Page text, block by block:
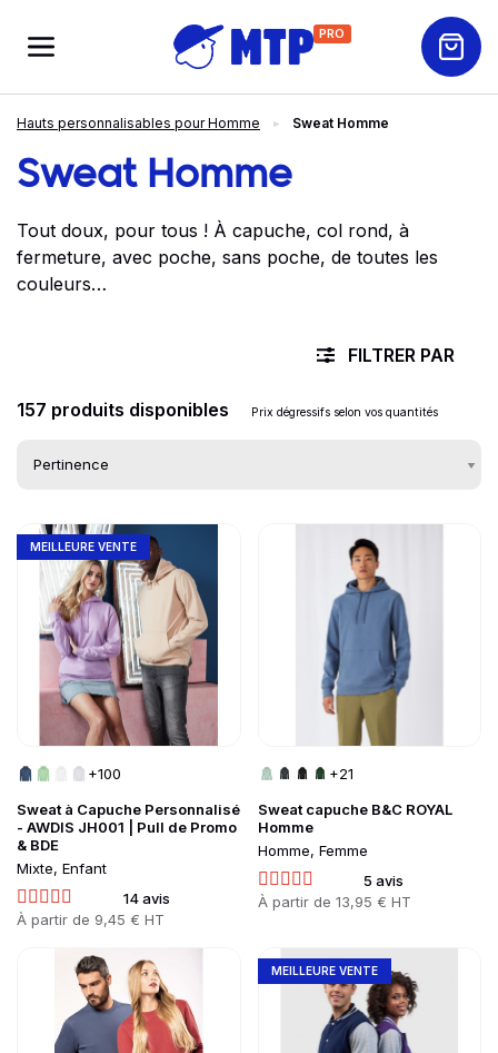
PRO
Hauts personnalisables pour Homme Sweat Homme
Sweat Homme
Tout doux, pour tous ! À capuche, col rond, à
fermeture, avec poche, sans poche, de toutes les
couleurs…
157 produits disponibles Prix dégressifs selon vos quantités
Liste des produits
Sweat à Capuche Personnalisé
- AWDIS JH001 | Pull de Promo
& BDE
Mixte, Enfant
14 avis
Prix
À partir de 9,45 € HT
MEILLEURE VENTE
+100
Go to product page
Sweat capuche B&C ROYAL
Homme
Homme, Femme
5 avis
Prix
À partir de 13,95 € HT
+21
Go to product page
Go to product page MEILLEURE VENTE
Go to product page
FILTRER PAR